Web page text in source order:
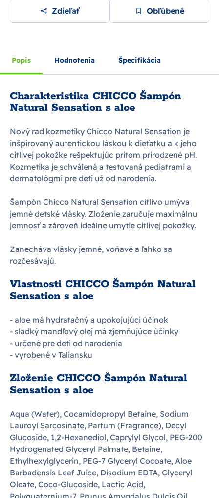
Zdieľať Obľúbené
Popis Hodnotenia Špecifikácia
Charakteristika CHICCO Šampón
Natural Sensation s aloe
Nový rad kozmetiky Chicco Natural Sensation je
inšpirovaný autentickou láskou k dieťatku a k jeho
citlivej pokožke rešpektujúc pritom prirodzené pH.
Kozmetika je schválená a testovaná pediatrami a
dermatológmi pre deti už od narodenia.
Šampón Chicco Natural Sensation citlivo umýva
jemné detské vlásky. Zloženie zaručuje maximálnu
jemnosť a zároveň ideálne umytie citlivej pokožky.
Zanecháva vlásky jemné, voňavé a ľahko sa
rozčesávajú.
Vlastnosti CHICCO Šampón Natural
Sensation s aloe
- aloe má hydratačný a upokojujúci účinok
- sladký mandľový olej má zjemňujúce účinky
- určené pre deti od narodenia
- vyrobené v Taliansku
Zloženie CHICCO Šampón Natural
Sensation s aloe
Aqua (Water), Cocamidopropyl Betaine, Sodium
Lauroyl Sarcosinate, Parfum (Fragrance), Decyl
Glucoside, 1,2-Hexanediol, Caprylyl Glycol, PEG-200
Hydrogenated Glyceryl Palmate, Betaine,
Ethylhexylglycerin, PEG-7 Glyceryl Cocoate, Aloe
Barbadensis Leaf Juice, Disodium EDTA, Glyceryl
Oleate, Coco-Glucoside, Lactic Acid,
Polyquaternium-7, Prunus Amygdalus Dulcis Oil